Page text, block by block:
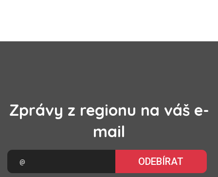
Zprávy z regionu na váš e-
mail
ODEBÍRAT